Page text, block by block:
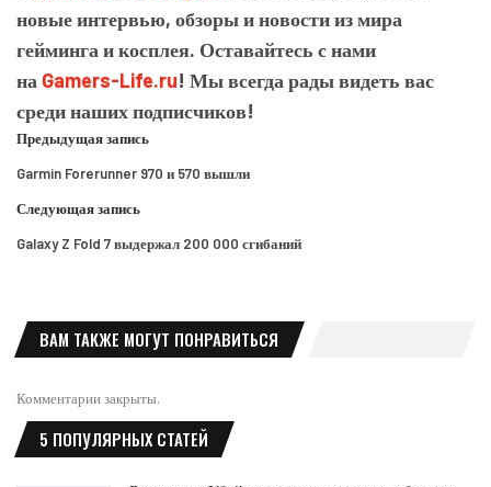
новые интервью, обзоры и новости из мира
гейминга и косплея. Оставайтесь с нами
на Gamers-Life.ru! Мы всегда рады видеть вас
среди наших подписчиков!
Предыдущая запись
Garmin Forerunner 970 и 570 вышли
Следующая запись
Galaxy Z Fold 7 выдержал 200 000 сгибаний
ВАМ ТАКЖЕ МОГУТ ПОНРАВИТЬСЯ
Комментарии закрыты.
5 ПОПУЛЯРНЫХ СТАТЕЙ